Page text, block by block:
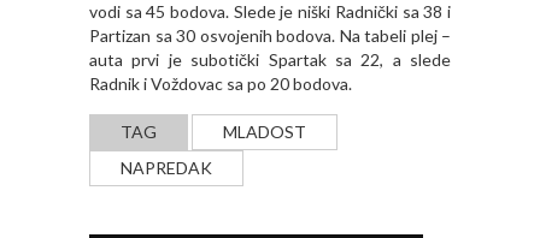
vodi sa 45 bodova. Slede je niški Radnički sa 38 i
Partizan sa 30 osvojenih bodova. Na tabeli plej –
auta prvi je subotički Spartak sa 22, a slede
Radnik i Voždovac sa po 20 bodova.
TAG
MLADOST
NAPREDAK